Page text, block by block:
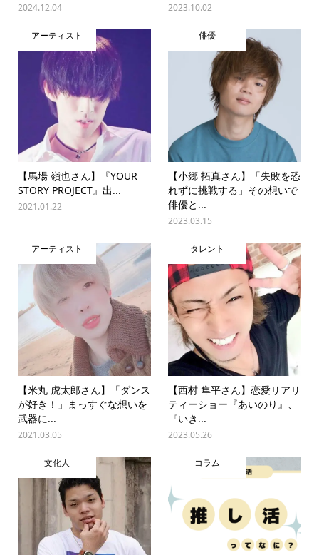
2024.12.04 2023.10.02
アーティスト
【馬場 嶺也さん】『YOUR
STORY PROJECT』出...
2021.01.22
俳優
【小郷 拓真さん】「失敗を恐
れずに挑戦する」その想いで
俳優と...
2023.03.15
アーティスト
【米丸 虎太郎さん】「ダンス
が好き！」まっすぐな想いを
武器に...
2021.03.05
タレント
【西村 隼平さん】恋愛リアリ
ティーショー『あいのり』、
『いき...
2023.05.26
文化人 コラム